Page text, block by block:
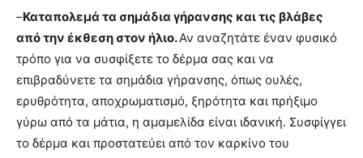
–Καταπολεμά τα σημάδια γήρανσης και τις βλάβες
από την έκθεση στον ήλιο.Αν αναζητάτε έναν φυσικό
τρόπο για να συσφίξετε το δέρμα σας και να
επιβραδύνετε τα σημάδια γήρανσης, όπως ουλές,
ερυθρότητα, αποχρωματισμό, ξηρότητα και πρήξιμο
γύρω από τα μάτια, η αμαμελίδα είναι ιδανική. Συσφίγγει
το δέρμα και προστατεύει από τον καρκίνο του